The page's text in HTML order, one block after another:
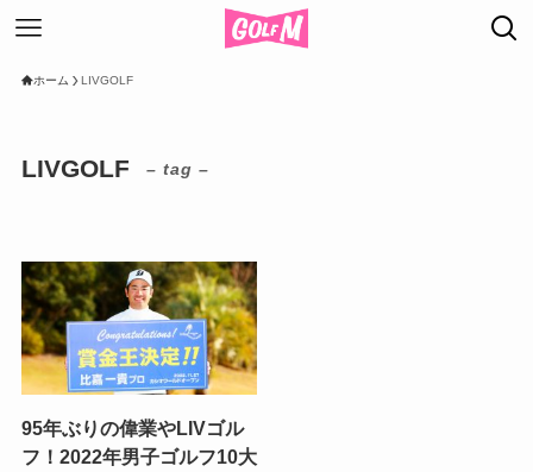
ホーム LIVGOLF
LIVGOLF – tag –
95年ぶりの偉業やLIVゴル
フ！2022年男子ゴルフ10大